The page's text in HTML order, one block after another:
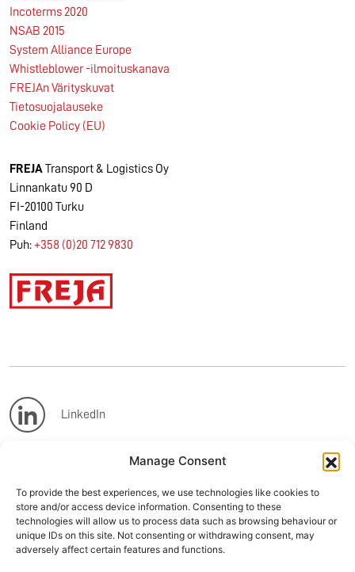
Manage Consent
To provide the best experiences, we use technologies like cookies to
store and/or access device information. Consenting to these
technologies will allow us to process data such as browsing behaviour or
unique IDs on this site. Not consenting or withdrawing consent, may
adversely affect certain features and functions.
Incoterms 2020
NSAB 2015
System Alliance Europe
Whistleblower -ilmoituskanava
FREJAn Värityskuvat
Tietosuojalauseke
Cookie Policy (EU)
FREJATransport & Logistics Oy
Linnankatu 90 D
FI-20100 Turku
Finland
Puh: +358 (0)20 712 9830
LinkedIn
Instagram